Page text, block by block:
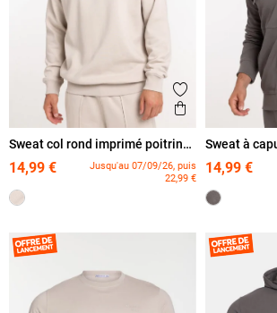
Ajouter aux
Aperçu rapide
Sweat col rond imprimé poitrine
14,99 €
Jusqu'au 07/09/26, puis
22,99 €
Sweat à
14,99 €